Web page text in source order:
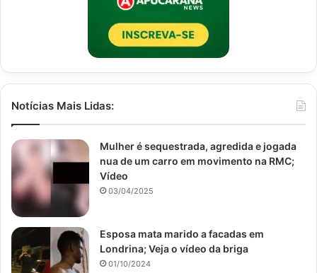
Notícias Mais Lidas:
Mulher é sequestrada, agredida e jogada
nua de um carro em movimento na RMC;
Vídeo
03/04/2025
Esposa mata marido a facadas em
Londrina; Veja o vídeo da briga
01/10/2024